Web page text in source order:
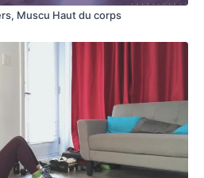
Muscu Haut du corps